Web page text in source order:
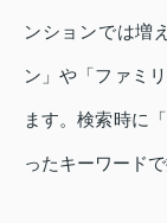
ンションでは増
ン」や「ファミ
ます。検索時に
ったキーワード